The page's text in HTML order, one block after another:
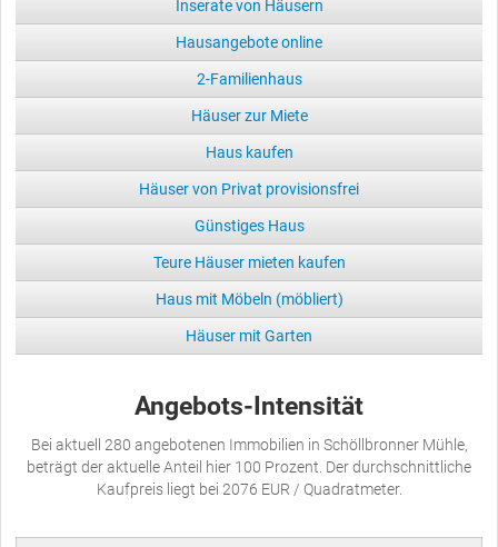
Inserate von Häusern
Hausangebote online
2-Familienhaus
Häuser zur Miete
Haus kaufen
Häuser von Privat provisionsfrei
Günstiges Haus
Teure Häuser mieten kaufen
Haus mit Möbeln (möbliert)
Häuser mit Garten
Angebots-Intensität
Bei aktuell 280 angebotenen Immobilien in Schöllbronner Mühle,
beträgt der aktuelle Anteil hier 100 Prozent. Der durchschnittliche
Kaufpreis liegt bei 2076 EUR / Quadratmeter.